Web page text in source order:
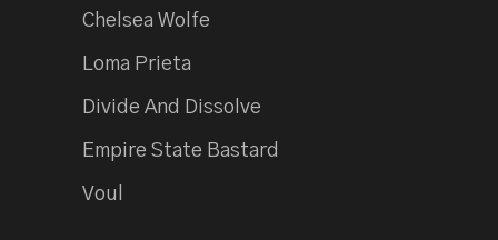
Chelsea Wolfe
Loma Prieta
Divide And Dissolve
Empire State Bastard
Voul